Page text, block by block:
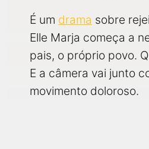
É um drama sobre
Elle Marja começa a
pais, o próprio povo.
E a câmera vai junto
movimento doloroso.